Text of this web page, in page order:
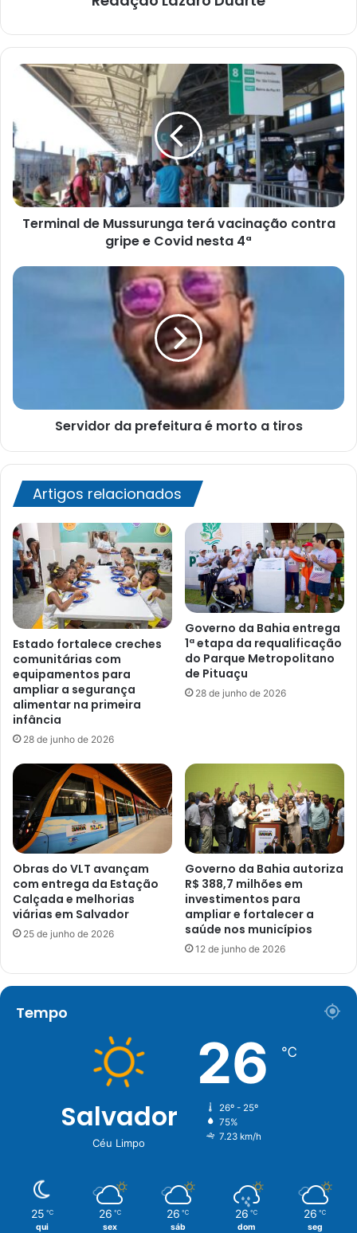
Terminal
Mussurunga
terá
vacinação
contra
gripe
e
Covid
nesta
Terminal de Mussurunga terá vacinação contra
gripe e Covid nesta 4ª
Servidor
Servidor da prefeitura é morto a tiros
Artigos relacionados
Estado fortalece creches
comunitárias com
equipamentos para
ampliar a segurança
alimentar na primeira
infância
28 de junho de 2026
Governo da Bahia entrega
1ª etapa da requalificação
do Parque Metropolitano
de Pituaçu
28 de junho de 2026
Obras do VLT avançam
com entrega da Estação
Calçada e melhorias
viárias em Salvador
25 de junho de 2026
Governo da Bahia autoriza
R$ 388,7 milhões em
investimentos para
ampliar e fortalecer a
saúde nos municípios
12 de junho de 2026
Tempo
Salvador
Céu Limpo
26 ℃
26º - 25º
75%
7.23 km/h
25 ℃
qui
26 ℃
sex
26 ℃
sáb
26 ℃
dom
26 ℃
seg